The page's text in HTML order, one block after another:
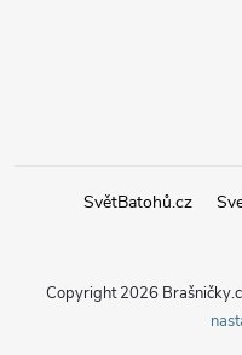
SvětBatohů.cz
Copyright 2026